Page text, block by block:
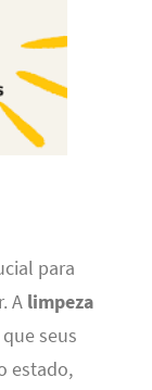
para
A limpeza
seus
estado,